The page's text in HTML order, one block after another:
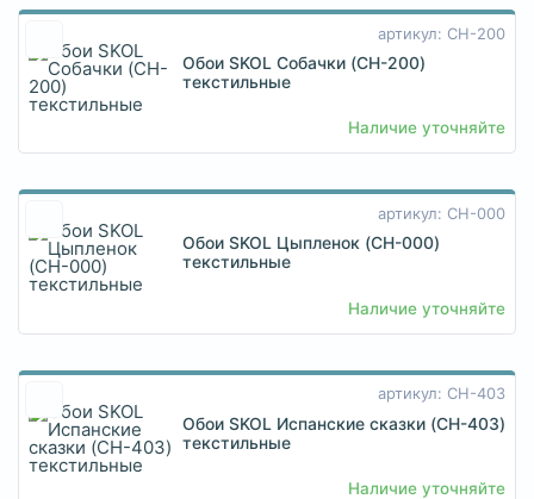
артикул: CH-200
Обои SKOL Собачки (CH-200)
текстильные
Наличие уточняйте
артикул: CH-000
Обои SKOL Цыпленок (CH-000)
текстильные
Наличие уточняйте
артикул: CH-403
Обои SKOL Испанские сказки (CH-403)
текстильные
Наличие уточняйте